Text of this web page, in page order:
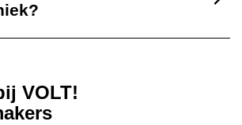
VOLT!